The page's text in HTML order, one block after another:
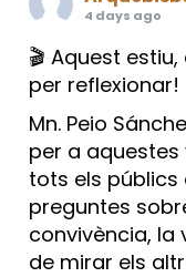
4 days ago
🎬 Aquest
per reflexionar!
Mn. Peio
per a aquestes
tots els
preguntes
convivència, la
de mirar els